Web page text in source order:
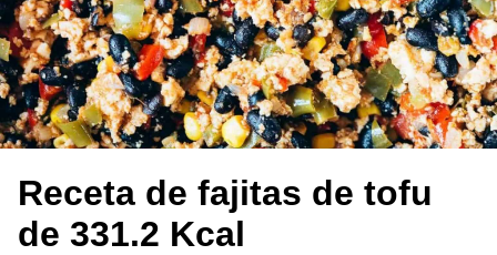
Receta de fajitas de tofu
de 331.2 Kcal